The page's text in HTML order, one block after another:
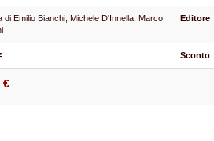
di Emilio Bianchi, Michele D'Innella, Marco
Editore
Sconto
€